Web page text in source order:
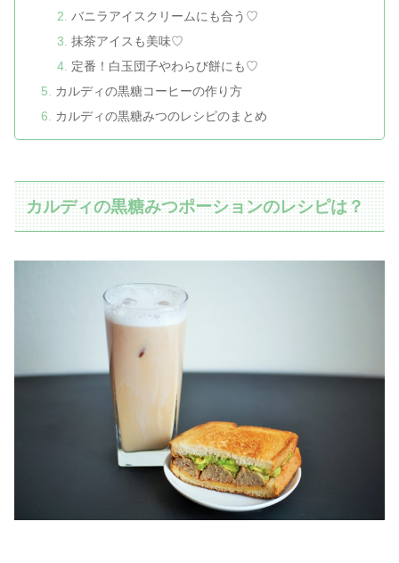
バニラアイスクリームにも合う♡
抹茶アイスも美味♡
定番！白玉団子やわらび餅にも♡
カルディの黒糖コーヒーの作り方
カルディの黒糖みつのレシピのまとめ
カルディの黒糖みつポーションのレシピは？